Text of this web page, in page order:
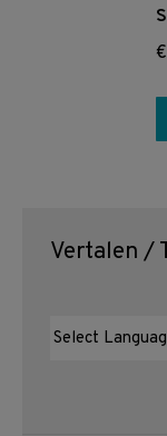
€
Vertalen /